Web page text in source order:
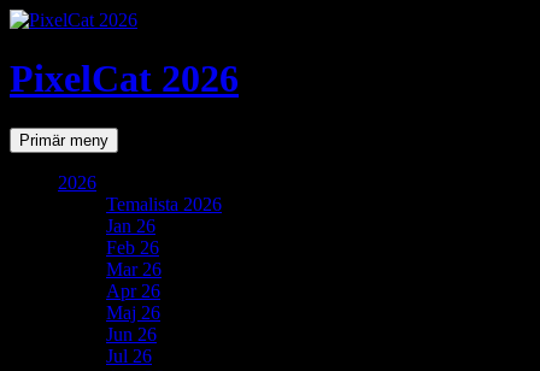
PixelCat 2026
SökPrimär meny Gå
till
2026
Temalista 2026
Jan 26
Feb 26
Mar 26
Apr 26
Maj 26
Jun 26
Jul 26